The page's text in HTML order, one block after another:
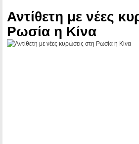
Αντίθετη με νέες
Ρωσία η Κίνα